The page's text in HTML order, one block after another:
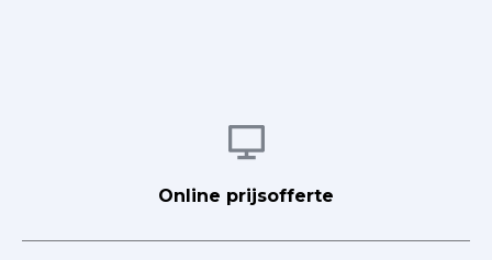
Online prijsofferte